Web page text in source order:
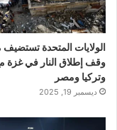
الولايات المتحدة تستضيف
وقف إطلاق النار في غزة
وتركيا ومصر
ديسمبر 19, 2025